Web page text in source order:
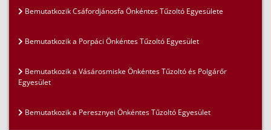
Bemutatkozik Csáfordjánosfa Önkéntes Tűzoltó Egyesülete
Bemutatkozik a Porpáci Önkéntes Tűzoltó Egyesület
Bemutatkozik a Vásárosmiske Önkéntes Tűzoltó és Polgárőr
Egyesület
Bemutatkozik a Peresznyei Önkéntes Tűzoltó Egyesület